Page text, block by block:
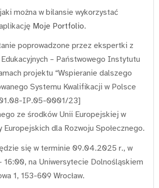
można w bilansie wykorzystać
Moje Portfolio.
poprowadzone przez ekspertki z
– Państwowego Instytutu
projektu “Wspieranie dalszego
Systemu Kwalifikacji w Polsce
IP.05-0001/23]
ze środków Unii Europejskiej w
Europejskich dla Rozwoju Społecznego.
się w terminie 09.04.2025 r., w
16:00, na Uniwersytecie Dolnośląskiem
1, 153-609 Wrocław.